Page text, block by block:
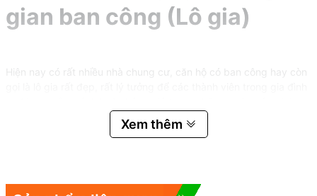
gian ban công (Lô gia)
Hiện nay có rất nhiều nhà chung cư, căn hộ có ban công hay còn
Vài gia đình cũng rất thích trồng vài cây cảnh trong khu vực này
để tạo mảng xanh trong môi trường sống của họ. Tuy nhiên rất
động chúng thải ra khí nóng, nên không ai có thể đứng lâu trong
Xem thêm